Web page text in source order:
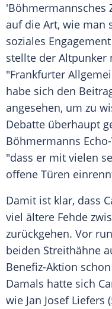
'Böhmermannsches
auf die Art, wie man
soziales
stellte der
"Frankfurter
habe sich den
angesehen, um zu
Debatte überhaupt
Böhmermanns
"dass er mit vielen
offene Türen
Damit ist klar, dass
viel ältere Fehde
zurückgehen. Vor
beiden Streithähne
Benefiz-Aktion
Damals hatte sich
wie Jan Josef Liefers